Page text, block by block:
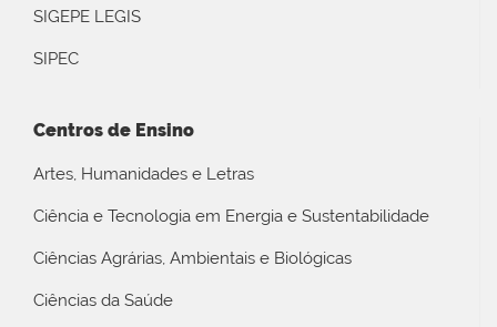
SIGEPE LEGIS
SIPEC
Centros de Ensino
Artes, Humanidades e Letras
Ciência e Tecnologia em Energia e Sustentabilidade
Ciências Agrárias, Ambientais e Biológicas
Ciências da Saúde